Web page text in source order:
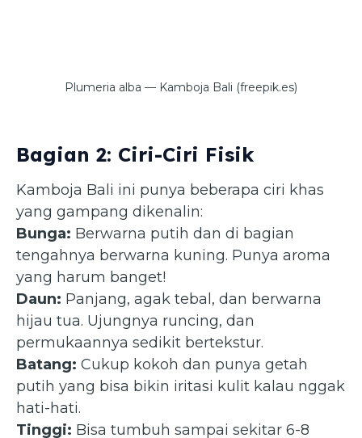
Plumeria alba — Kamboja Bali (freepik.es)
Bagian 2: Ciri-Ciri Fisik
Kamboja Bali ini punya beberapa ciri khas
yang gampang dikenalin:
Bunga: Berwarna putih dan di bagian
tengahnya berwarna kuning. Punya aroma
yang harum banget!
Daun: Panjang, agak tebal, dan berwarna
hijau tua. Ujungnya runcing, dan
permukaannya sedikit bertekstur.
Batang: Cukup kokoh dan punya getah
putih yang bisa bikin iritasi kulit kalau nggak
hati-hati.
Tinggi: Bisa tumbuh sampai sekitar 6-8